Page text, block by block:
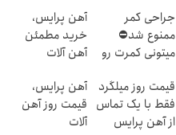
جراحی کمر
ممنوع شد⛔
میتونی کمرت رو
کنی! 👈🏻
پرسش‌نامه
آهن پرایس،
خرید مطمئن
آهن آلات
قیمت روز میلگرد
فقط با یک تماس
از آهن پرایس
آهن پرایس،
قیمت روز آهن
آلات